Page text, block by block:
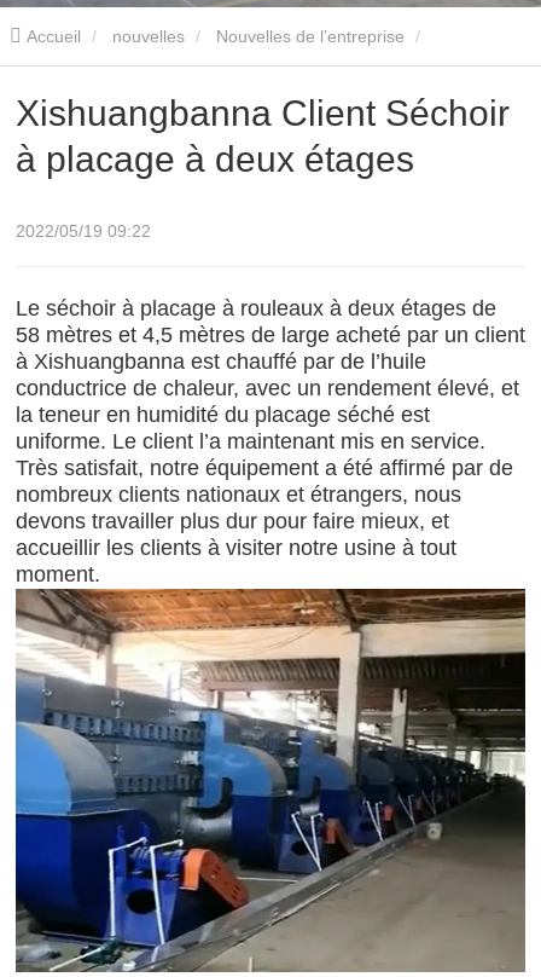
Accueil nouvelles Nouvelles de l’entreprise
Xishuangbanna Client Séchoir à placage à deux étages
Xishuangbanna Client Séchoir
à placage à deux étages
2022/05/19 09:22
Le séchoir à placage à rouleaux à deux étages de
58 mètres et 4,5 mètres de large acheté par un client
à Xishuangbanna est chauffé par de l’huile
conductrice de chaleur, avec un rendement élevé, et
la teneur en humidité du placage séché est
uniforme. Le client l’a maintenant mis en service.
Très satisfait, notre équipement a été affirmé par de
nombreux clients nationaux et étrangers, nous
devons travailler plus dur pour faire mieux, et
accueillir les clients à visiter notre usine à tout
moment.